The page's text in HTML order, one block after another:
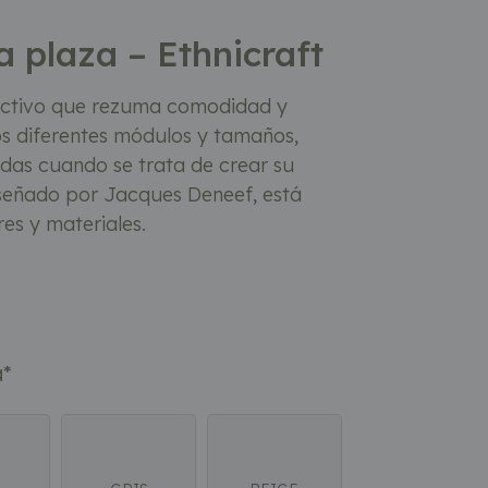
plaza – Ethnicraft
que rezuma comodidad y
diferentes módulos y tamaños,
cuando se trata de crear su
por Jacques Deneef, está
y materiales.
*